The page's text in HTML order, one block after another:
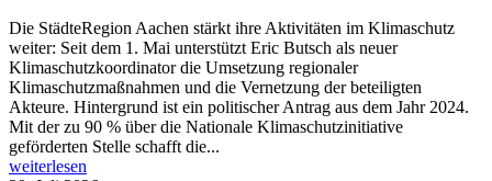
Die StädteRegion Aachen stärkt ihre Aktivitäten im Klimaschutz
weiter: Seit dem 1. Mai unterstützt Eric Butsch als neuer
Klimaschutzkoordinator die Umsetzung regionaler
Klimaschutzmaßnahmen und die Vernetzung der beteiligten
Akteure. Hintergrund ist ein politischer Antrag aus dem Jahr 2024.
Mit der zu 90 % über die Nationale Klimaschutzinitiative
geförderten Stelle schafft die...
weiterlesen